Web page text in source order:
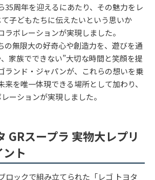
35周年を迎えるにあたり、その魅力をレ
子どもたちに伝えたいという思いか
ラボレーションが実現しました。
の無限大の好奇心や創造力を、遊びを通
家族でできない”大切な時間と笑顔を提
ランド・ジャパンが、これらの想いを乗
を唯一体現できる場所として加わり、
ーションが実現しました。
GRスープラ 実物大レプリ
ト
ロックで組み立てられた「レゴ トヨタ